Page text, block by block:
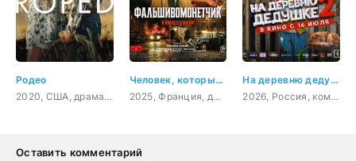
Родео
2020, США, драма, мелодрама
Человек, который рисовал деньги
2025, Франция, драма, криминал, биография
На деревню дедушке 2
2026, Россия, комедия, семейный
Оставить комментарий